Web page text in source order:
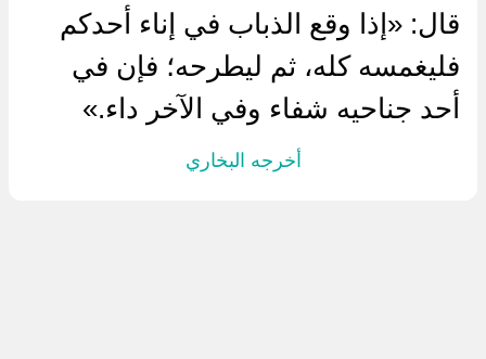
قال: «إذا وقع الذباب في إناء أحدكم
فليغمسه كله، ثم ليطرحه؛ فإن في
أحد جناحيه شفاء وفي الآخر داء.»
أخرجه البخاري